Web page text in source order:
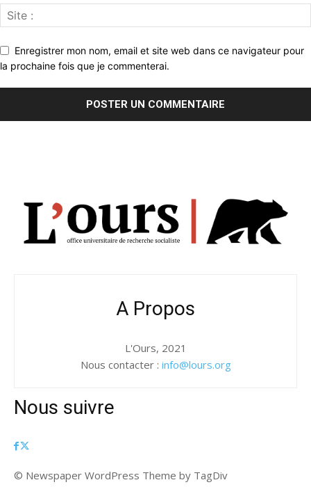
Enregistrer mon nom, email et site web dans ce navigateur pour
la prochaine fois que je commenterai.
A Propos
L'Ours, 2021
Nous contacter : info@lours.org
Nous suivre
© Newspaper WordPress Theme by TagDiv